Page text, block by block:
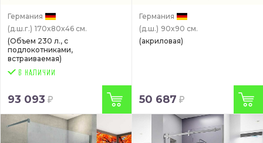
Германия
(д.ш.г.) 170x80x46 см.
(Объем 230 л., с
подлокотниками,
встраиваемая)
93 093
Германия
(д.ш.) 90x90 см.
(акриловая)
50 687